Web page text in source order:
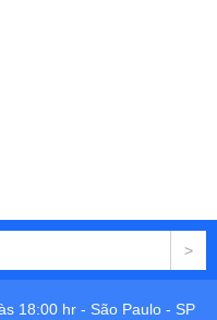
18:00 hr - São Paulo - SP